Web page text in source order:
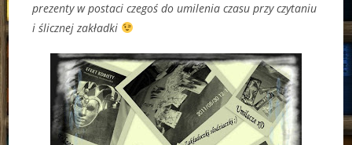
prezenty w postaci czegoś do umilenia czasu przy czytaniu
i ślicznej zakładki